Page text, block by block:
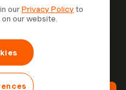
Sie jetzt
Unternehmen an, die mit
abrechnen und schneller
in 30 Sekunden
ourPrivacy Policyto
our website.